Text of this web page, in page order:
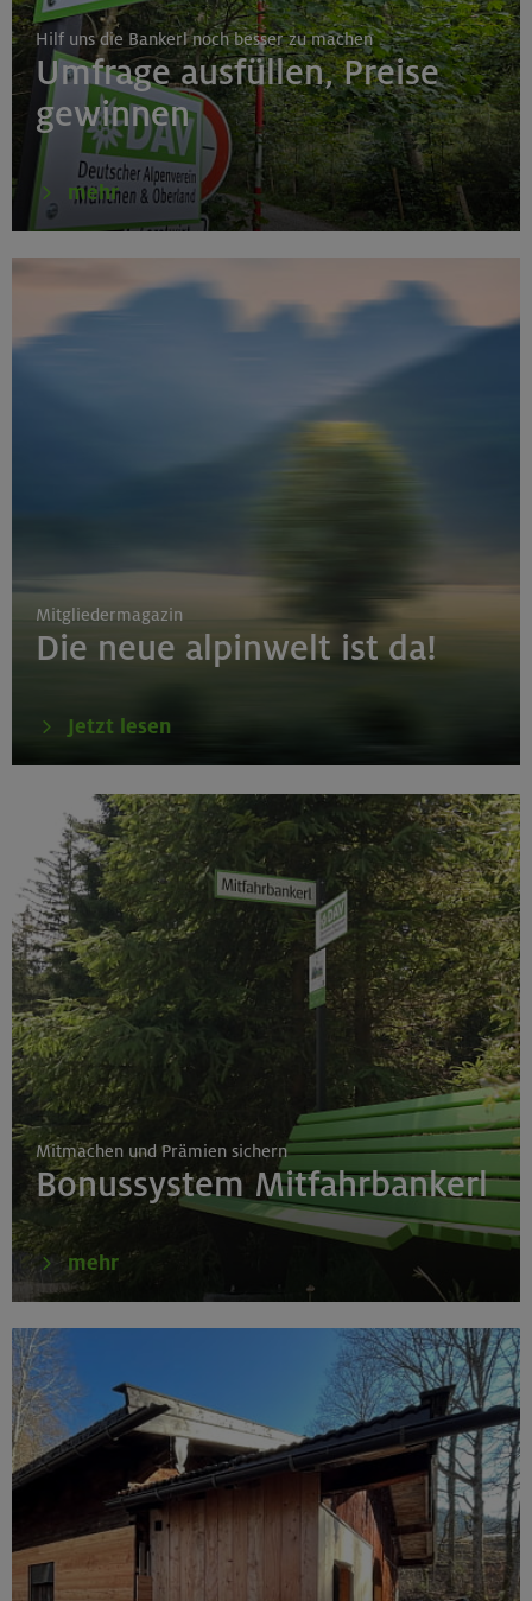
Hilf uns die Bankerl noch besser zu machen
Umfrage ausfüllen, Preise
gewinnen
mehr
Mitgliedermagazin
Die neue alpinwelt ist da!
Jetzt lesen
Mitmachen und Prämien sichern
Bonussystem Mitfahrbankerl
mehr